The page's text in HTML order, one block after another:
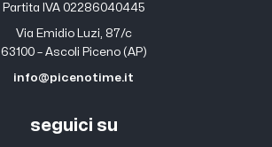
Partita IVA 02286040445
Via Emidio Luzi, 87/c
63100 – Ascoli Piceno (AP)
info@picenotime.it
seguici su